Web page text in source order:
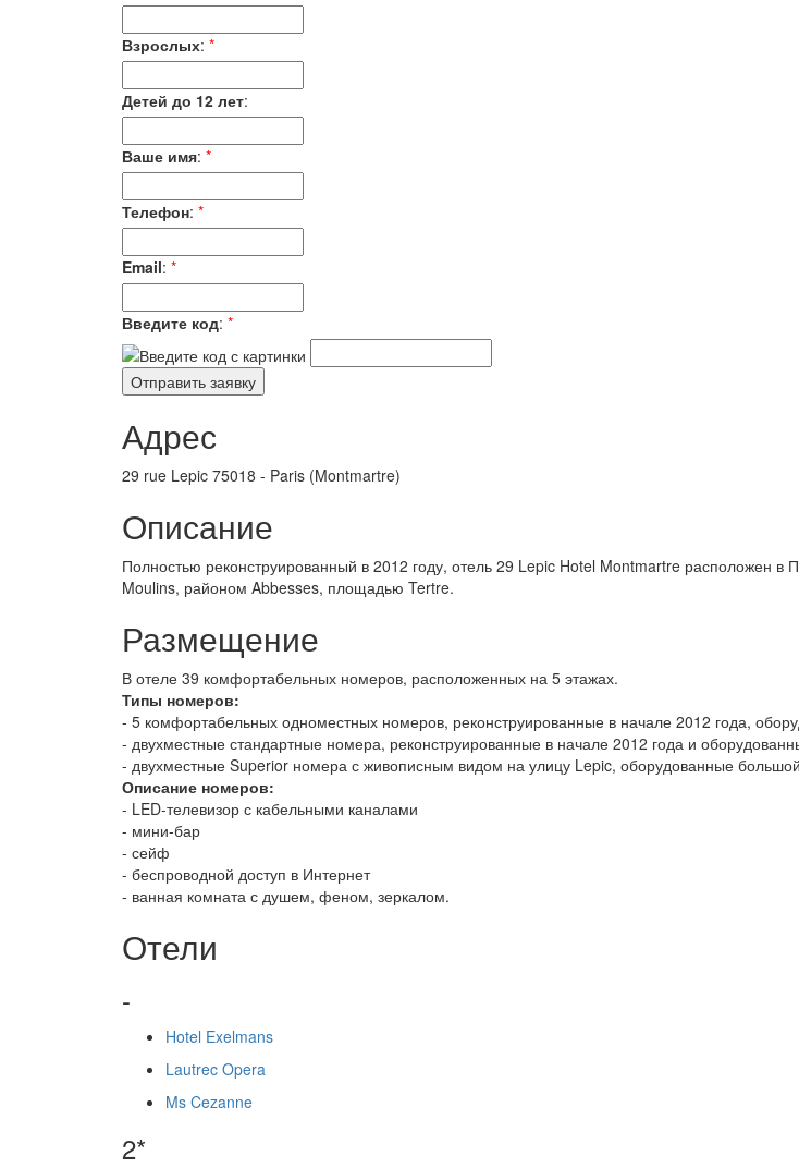
Взрослых: *
Детей до 12 лет:
Ваше имя: *
Телефон: *
Email: *
Введите код: *
Адрес
29 rue Lepic 75018 - Paris (Montmartre)
Описание
Полностью реконструированный в 2012 году, отель 29 Lepic Hotel Montmartre расположен
Moulins, районом Abbesses, площадью Tertre.
Размещение
В отеле 39 комфортабельных номеров, расположенных на 5 этажах.
Типы номеров:
- 5 комфортабельных одноместных номеров, реконструированные в начале 2012 года,
- двухместные стандартные номера, реконструированные в начале 2012 года и
- двухместные Superior номера с живописным видом на улицу Lepic, оборудованные
Описание номеров:
- LED-телевизор с кабельными каналами
- мини-бар
- сейф
- беспроводной доступ в Интернет
- ванная комната с душем, феном, зеркалом.
Отели
-
Hotel Exelmans
Lautrec Opera
Ms Cezanne
2*